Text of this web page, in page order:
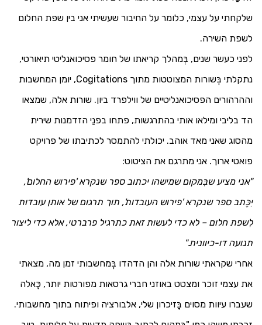
שלקחתי על עצמי, כלומר על החיבור שעשיתי אני בין שפת החלום
לשפת השירה.
לפני כעשר שנים, בְּמהלך קריאתו של חומר פסיכואנליטי תיאורטי,
נתקלתי בְּשורות המצוטטות מתוך Cogitations, יומן המחשבות
וההרהורים הפסיכואנליטיים של ווילפרד ביון. שורות אלה, שמצאו
הד בליבי ומילאו אותי בהתרגשות, פתחו בפנַי הזדמנות שירית
מהסוג שאני מאד אוהב. יכולתי להתמסר לכתיבתו של פרויקט
פואטי ארוך. אני מתרגם את הציטוט:
"אני מציע שבִּמקום שמישהו יכתוב ספר שנקרא 'פירוש החלום',
יִכָּתב ספר שנקרא 'פירוש העובדות', תוך תרגום של אותן עובדות
לִשפת חלום – לא כדי לעשות זאת כתרגיל פרברטי, אלא כדי ליצור
תנועה דו-כיוונית."
אחרי שקראתי שורות אלה והן הדהדו בְּמחשבותי זמן מה, מצאתי
את עצמי זוכר ומצטט באוזני חברי גרסאות מפורטות יותר, כָּאלה
שעברו עיוות מסוים בָּזיכרון שלי, אלבורציה ופיתוח בתוך מחשבותי.